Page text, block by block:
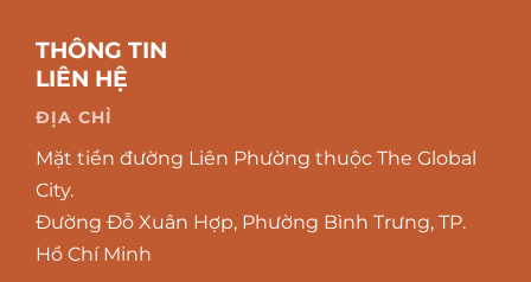
THÔNG TIN
LIÊN HỆ
ĐỊA CHỈ
Mặt tiền đường Liên Phường thuộc The Global
City.
Đường Đỗ Xuân Hợp, Phường Bình Trưng, TP.
Hồ Chí Minh